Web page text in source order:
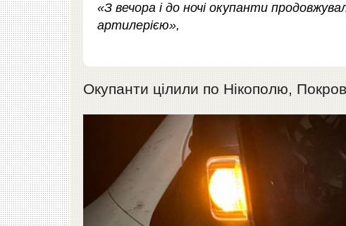
«З вечора і до ночі окупанти
артилерією»,
Окупанти цілили по Нікополю,